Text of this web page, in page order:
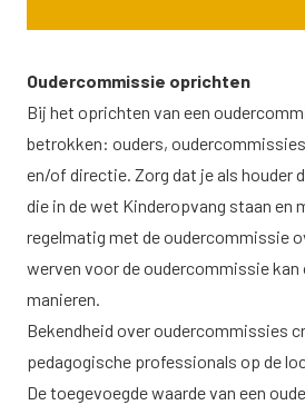
Oudercommissie oprichten
Bij het oprichten van een
betrokken: ouders,
en/of directie. Zorg dat je als houder
die in de wet Kinderopvang staan en
regelmatig met de oudercommissie
werven voor de oudercommissie kan
manieren.
Bekendheid over oudercommissies
pedagogische professionals op de
De toegevoegde waarde van een